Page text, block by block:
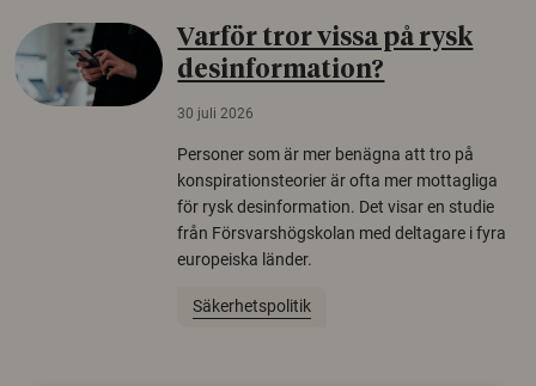
Varför tror vissa på rysk
desinformation?
30 juli 2026
Personer som är mer benägna att tro på
konspirationsteorier är ofta mer mottagliga
för rysk desinformation. Det visar en studie
från Försvarshögskolan med deltagare i fyra
europeiska länder.
Säkerhetspolitik